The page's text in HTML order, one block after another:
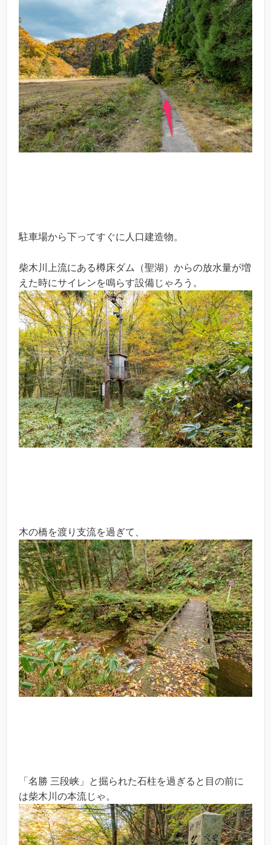
駐車場から下ってすぐに人口建造物。
柴木川上流にある樽床ダム（聖湖）からの放水量が増
えた時にサイレンを鳴らす設備じゃろう。
木の橋を渡り支流を過ぎて、
「名勝 三段峡」と掘られた石柱を過ぎると目の前に
は柴木川の本流じゃ。